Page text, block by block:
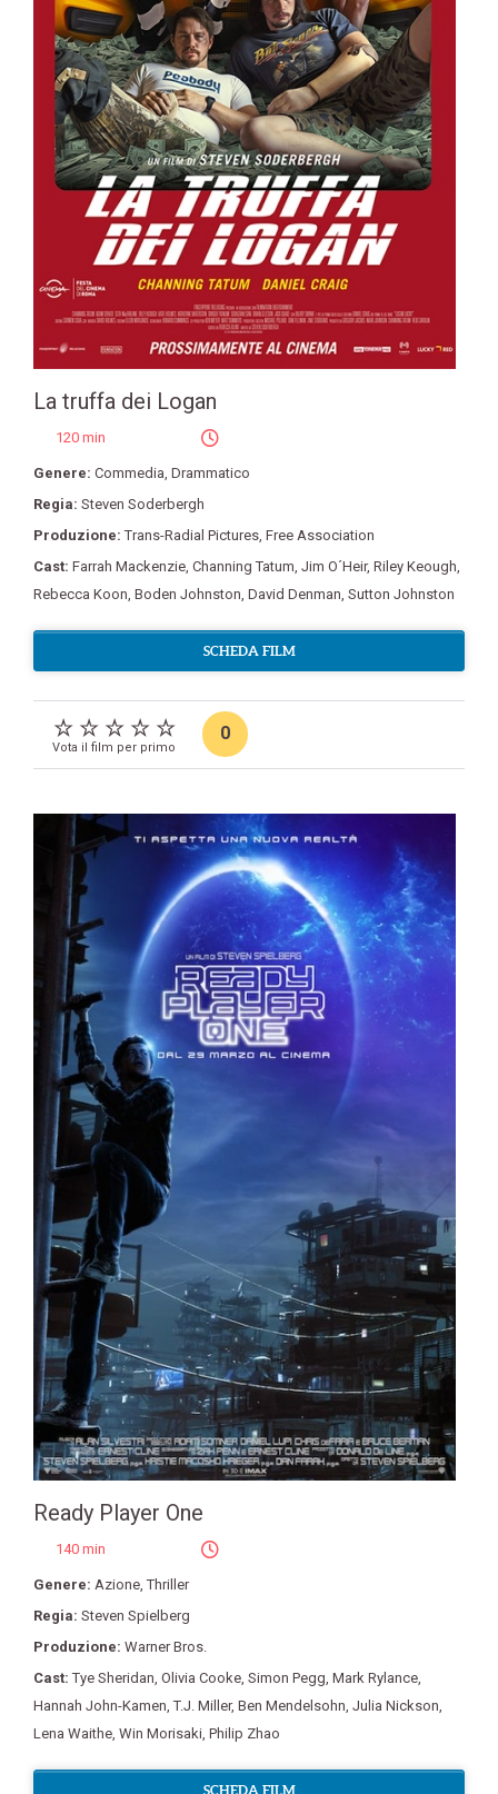
La truffa dei Logan
120 min
Genere: Commedia Drammatico
Regia: Steven Soderbergh
Produzione:Trans-Radial Pictures Free Association
Cast: Farrah Mackenzie Channing Tatum Jim O´Heir, Riley Keough
Rebecca Koon Boden Johnston David Denman Sutton Johnston
SCHEDA FILM
Vota il film per primo
0
Ready Player One
140 min
Genere: Azione,Thriller
Regia: Steven Spielberg
Produzione: Warner Bros.
Cast:Tye Sheridan, Olivia Cooke, Simon Pegg, Mark Rylance,
Hannah John-Kamen,T.J. Miller, Ben Mendelsohn, Julia Nickson,
Lena Waithe, Win Morisaki, Philip Zhao
SCHEDA FILM